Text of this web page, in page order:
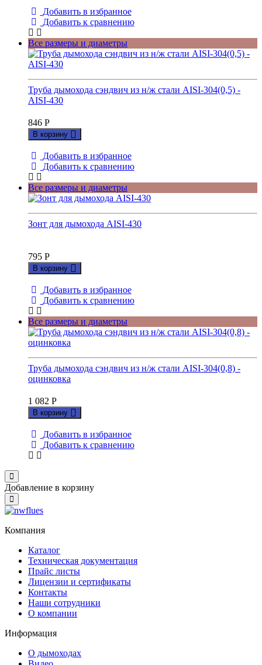
Добавить в избранное
Добавить к сравнению
Все размеры и диаметры
Труба дымохода сэндвич из н/ж стали AISI-304(0,5) -
AISI-430
846 Р
В корзину
Добавить в избранное
Добавить к сравнению
Все размеры и диаметры
Зонт для дымохода AISI-430
795 Р
В корзину
Добавить в избранное
Добавить к сравнению
Все размеры и диаметры
Труба дымохода сэндвич из н/ж стали AISI-304(0,8) -
оцинковка
1 082 Р
В корзину
Добавить в избранное
Добавить к сравнению
Добавление в корзину
Компания
Каталог
Техническая документация
Прайс листы
Лицензии и сертификаты
Контакты
Наши сотрудники
О компании
Информация
О дымоходах